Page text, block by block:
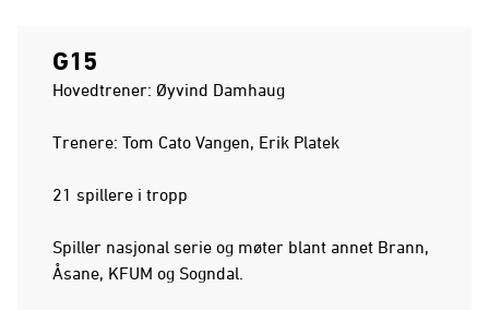
G15
Hovedtrener: Øyvind Damhaug
Trenere: Tom Cato Vangen, Erik Platek
21 spillere i tropp
Spiller nasjonal serie og møter blant annet Brann,
Åsane, KFUM og Sogndal.